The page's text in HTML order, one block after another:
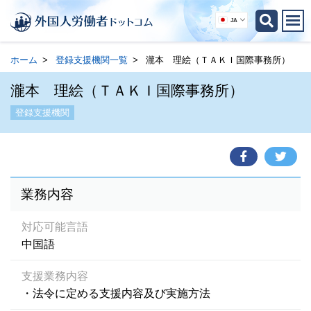
JA
ホーム 登録支援機関一覧 瀧本 理絵（ＴＡＫＩ国際事務所）
瀧本 理絵（ＴＡＫＩ国際事務所）
登録支援機関
業務内容
対応可能言語
中国語
支援業務内容
・法令に定める支援内容及び実施方法